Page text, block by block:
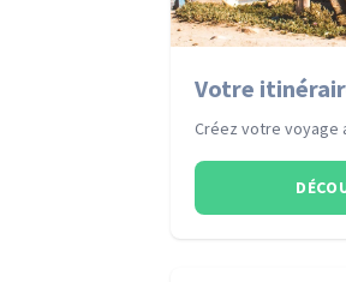
Votre
Créez votre voyage